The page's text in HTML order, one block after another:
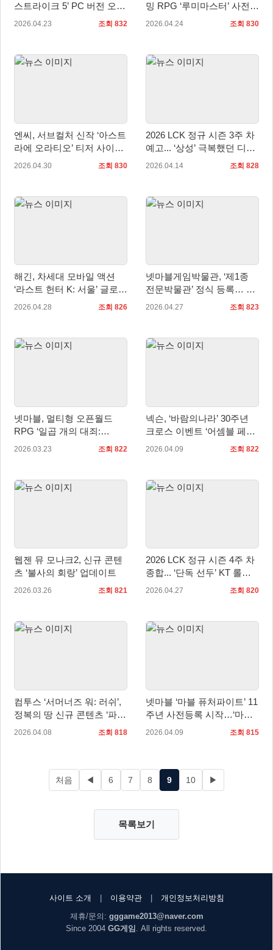
스트라이크 5’ PC 버전 오늘
출시, 향후 PS5 출시 및 한
2026.04.23 조회 832
밍 RPG ‘루미마스터’ 사전예
약 개시…5월 8일 CBT 진행
2026.04.24 조회 830
엔씨, 서브컬처 신작 ‘아스트
라에 오라티오’ 티저 사이트
오픈
2026.04.30 조회 830
2026 LCK 정규 시즌 3주 차
예고... ‘상성’ 극복했던 디플
러스 기아, KT 롤스터-T1 만
2026.04.14 조회 828
해긴, 차세대 모바일 액션
‘라스트 헌터 K: 서울’ 글로벌
13개국 정식 출시
2026.04.28 조회 826
넷마블게임박물관, ‘제1종
전문박물관’ 정식 등록… 5
월 가정의 달 기념 풍성한 이
2026.04.27 조회 823
넷마블, 멀티형 오픈월드
RPG ‘일곱 개의 대죄:
Origin’ 그랜드 론칭 앞서 모
2026.03.23 조회 822
넥슨, ‘바람의나라’ 30주년
크로스 이벤트 ‘어셈블 페스
티벌’ 실시!
2026.04.09 조회 822
웹젠 뮤 모나크2, 신규 콘텐
츠 ‘불사의 회랑’ 업데이트
2026.03.26 조회 821
2026 LCK 정규 시즌 4주 차
종합... ‘단독 선두’ KT 롤스
터, 팀 창단 이후 첫 개막 8연
2026.04.27 조회 820
컴투스 ‘서머너즈 워: 러쉬’,
정복의 땅 신규 콘텐츠 ‘파
견’ 추가
2026.04.08 조회 818
넷마블 ‘마블 퓨처파이트’ 11
주년 사전등록 시작…‘마블
라이벌즈’와 콜라보
2026.04.09 조회 815
처음 ◀ 6 7 8 9 10 ▶
목록보기
사이트 소개 이용약관
개인정보처리방침
제휴/문의: gggame2013@naver.com
Since 2004 GG게임 . All rights reserved.